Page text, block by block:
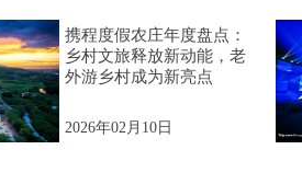
携程度假农庄年度盘点：
乡村文旅释放新动能，老
外游乡村成为新亮点
2026年02月10日